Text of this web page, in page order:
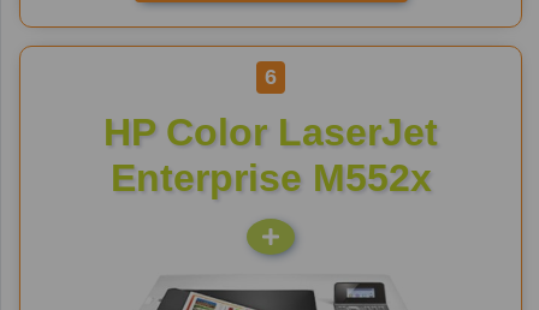
6
HP Color LaserJet
Enterprise M552x